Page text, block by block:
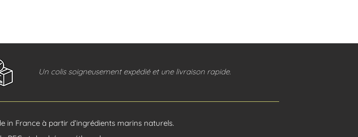
Un colis soigneusement expédié et une livraison rapide.
in France à partir d’ingrédients marins naturels.